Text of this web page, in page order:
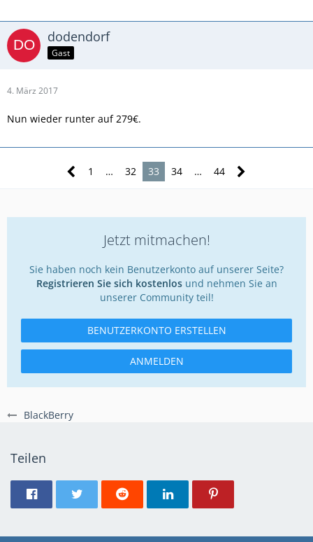
BlackBerry
dodendorf
Gast
4. März 2017
Nun wieder runter auf 279€.
1 … 32 33 34 … 44
Jetzt mitmachen!
Sie haben noch kein Benutzerkonto auf unserer Seite?
Registrieren Sie sich kostenlosund nehmen Sie an
unserer Community teil!
BENUTZERKONTO ERSTELLEN
ANMELDEN
Teilen